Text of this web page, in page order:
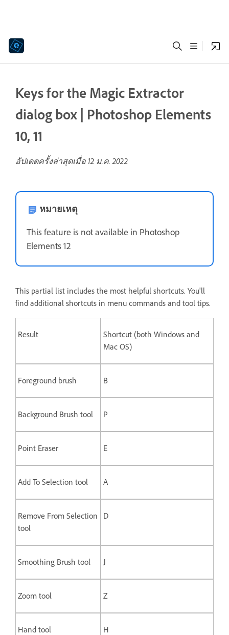
Keys for the Magic Extractor
dialog box | Photoshop Elements
10, 11
อัปเดตครั้งล่าสุดเมื่อ 12 ม.ค. 2022
หมายเหตุ
This feature is not available in Photoshop
Elements 12
This partial list includes the most helpful shortcuts. You'll
find additional shortcuts in menu commands and tool tips.
Result
Shortcut (both Windows and
Mac OS)
Foreground brush B
Background Brush tool P
Point Eraser E
Add To Selection tool A
Remove From Selection
tool
D
Smoothing Brush tool J
Zoom tool Z
Hand tool H